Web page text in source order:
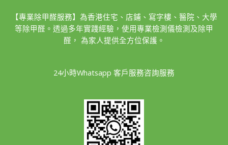
【專業除甲醛服務】為香港住宅、店鋪、寫字樓、醫院、大學
等除甲醛。透過多年實踐經驗，使用專業檢測儀檢測及除甲
醛， 為家人提供全方位保護。
24小時Whatsapp 客戶服務咨詢服務